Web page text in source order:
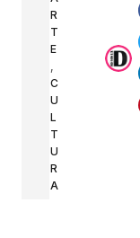
R
T
E
,
C
U
L
T
U
R
A